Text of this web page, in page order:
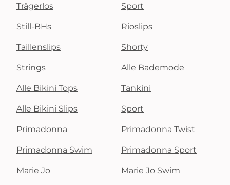
Trägerlos Sport
Still-BHs Rioslips
Taillenslips Shorty
Strings Alle Bademode
Alle Bikini Tops Tankini
Alle Bikini Slips Sport
Primadonna Primadonna Twist
Primadonna Swim Primadonna Sport
Marie Jo Marie Jo Swim